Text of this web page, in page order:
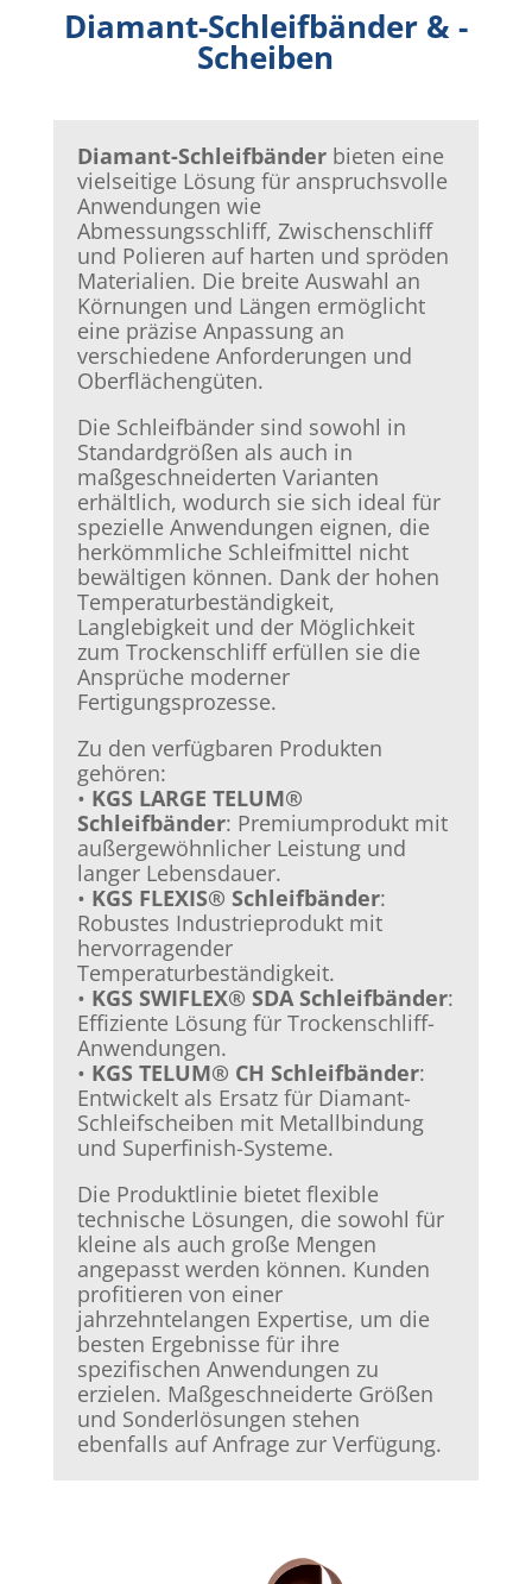
Diamant-Schleifbänder & -
Scheiben
Diamant-Schleifbänderbieten eine
vielseitige Lösung für anspruchsvolle
Anwendungen wie
Abmessungsschliff, Zwischenschliff
und Polieren auf harten und spröden
Materialien. Die breite Auswahl an
Körnungen und Längen ermöglicht
eine präzise Anpassung an
verschiedene Anforderungen und
Oberflächengüten.
Die Schleifbänder sind sowohl in
Standardgrößen als auch in
maßgeschneiderten Varianten
erhältlich, wodurch sie sich ideal für
spezielle Anwendungen eignen, die
herkömmliche Schleifmittel nicht
bewältigen können. Dank der hohen
Temperaturbeständigkeit,
Langlebigkeit und der Möglichkeit
zum Trockenschliff erfüllen sie die
Ansprüche moderner
Fertigungsprozesse.
Zu den verfügbaren Produkten
gehören:
• KGS LARGE TELUM®
Schleifbänder: Premiumprodukt mit
außergewöhnlicher Leistung und
langer Lebensdauer.
• KGS FLEXIS® Schleifbänder:
Robustes Industrieprodukt mit
hervorragender
Temperaturbeständigkeit.
• KGS SWIFLEX® SDA Schleifbänder:
Effiziente Lösung für Trockenschliff-
Anwendungen.
• KGS TELUM® CH Schleifbänder:
Entwickelt als Ersatz für Diamant-
Schleifscheiben mit Metallbindung
und Superfinish-Systeme.
Die Produktlinie bietet flexible
technische Lösungen, die sowohl für
kleine als auch große Mengen
angepasst werden können. Kunden
profitieren von einer
jahrzehntelangen Expertise, um die
besten Ergebnisse für ihre
spezifischen Anwendungen zu
erzielen. Maßgeschneiderte Größen
und Sonderlösungen stehen
ebenfalls auf Anfrage zur Verfügung.